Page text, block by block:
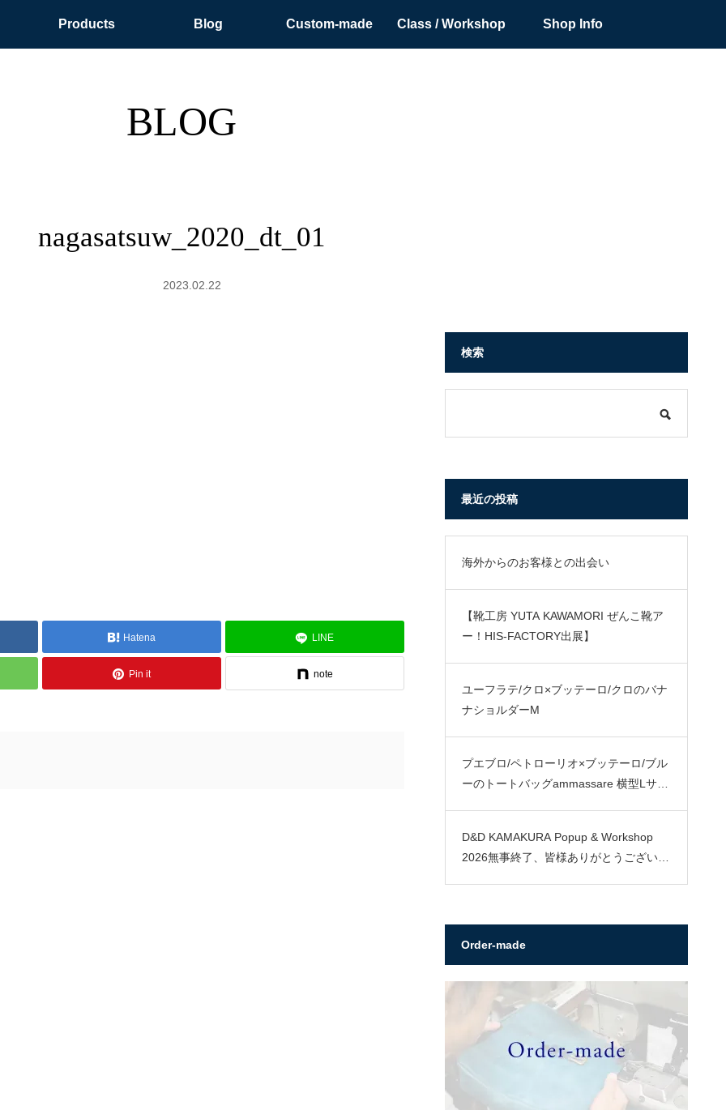
Products Blog Custom-made Class / Workshop Shop Info
BLOG
nagasatsuw_2020_dt_01
2023.02.22
Hatena LINE
Pin it note
検索
最近の投稿
海外からのお客様との出会い
【靴工房 YUTA KAWAMORI ぜんこ靴ア
ー！HIS-FACTORY出展】
ユーフラテ/クロ×ブッテーロ/クロのバナ
ナショルダーM
プエブロ/ペトローリオ×ブッテーロ/ブル
ーのトートバッグammassare 横型Lサイ
D&D KAMAKURA Popup & Workshop
2026無事終了、皆様ありがとうございま
Order-made